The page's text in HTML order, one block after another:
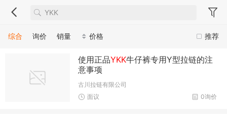
推荐
综合 询价 销量 价格
使用正品YKK牛仔裤专用Y型拉链的注
意事项
古川拉链有限公司
0询价
面议